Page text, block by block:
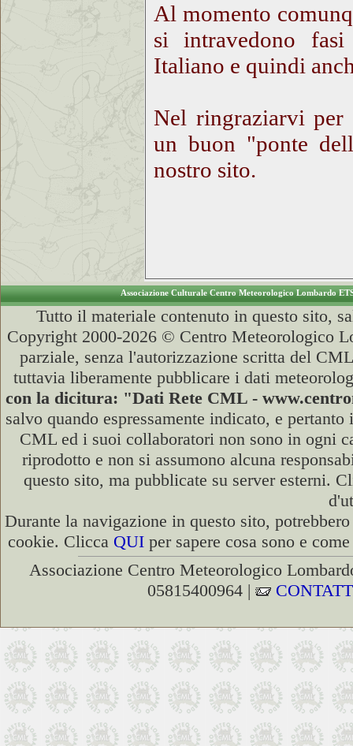
Al momento
si intravedono
Italiano e quindi
Nel ringraziarvi per
un buon "ponte
nostro sito.
Associazione Culturale Centro Meteorologico Lombardo
Tutto il materiale contenuto in questo sito,
Copyright 2000-2026 © Centro Meteorologico
parziale, senza l'autorizzazione scritta del
tuttavia liberamente pubblicare i dati
con la dicitura: "Dati Rete CML -
salvo quando espressamente indicato, e
CML ed i suoi collaboratori non sono in ogni
riprodotto e non si assumono alcuna
questo sito, ma pubblicate su server esterni.
Durante la navigazione in questo sito,
cookie. Clicca QUI per sapere cosa sono e
Associazione Centro Meteorologico
05815400964 |